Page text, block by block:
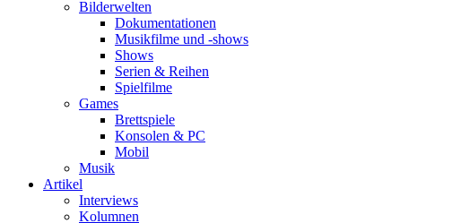
Bilderwelten
Dokumentationen
Musikfilme und -shows
Shows
Serien & Reihen
Spielfilme
Games
Brettspiele
Konsolen & PC
Mobil
Musik
Artikel
Interviews
Kolumnen